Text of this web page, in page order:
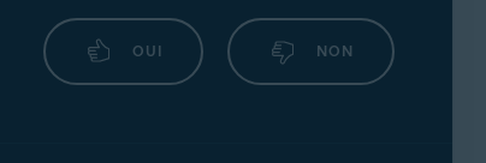
OUI NON